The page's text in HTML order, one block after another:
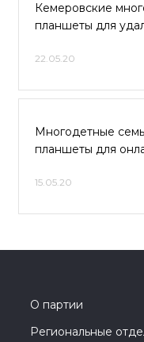
Кемеровские
планшеты для
22.05.20
Многодетные
планшеты для
15.05.20
О партии
Региональные